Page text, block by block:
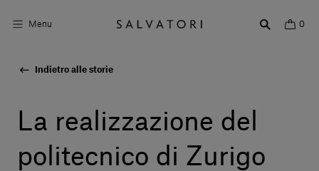
Menu 0
Arredo bagno
Arredo casa
Indietro alle storie
La realizzazione del
politecnico di Zurigo